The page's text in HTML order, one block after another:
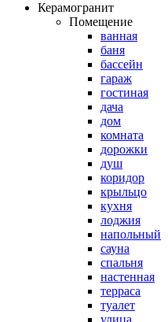
Керамогранит
Помещение
ванная
баня
бассейн
гараж
гостиная
дача
дом
комната
дорожки
душ
коридор
крыльцо
кухня
лоджия
напольный
сауна
спальня
настенная
терраса
туалет
улица